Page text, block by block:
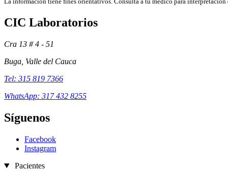
CIC Laboratorios
Cra 13 # 4 - 51
Buga, Valle del Cauca
Tel: 315 819 7366
WhatsApp: 317 432 8255
Síguenos
Facebook
Instagram
Pacientes